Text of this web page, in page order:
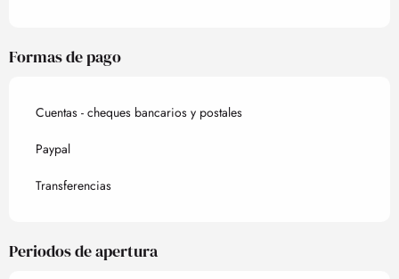
Formas de pago
Cuentas - cheques bancarios y postales
Paypal
Transferencias
Periodos de apertura